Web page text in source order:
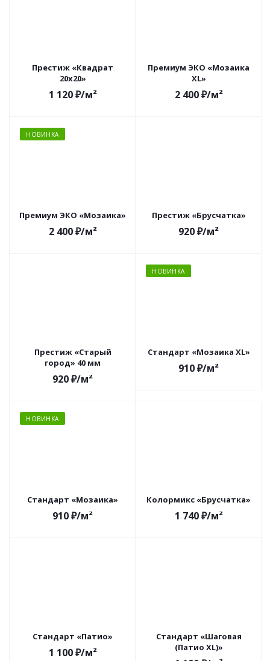
Престиж «Квадрат
20х20»
1 120₽/м²
Премиум ЭКО «Мозаика
XL»
2 400₽/м²
НОВИНКА
Премиум ЭКО «Мозаика»
2 400₽/м²
Престиж «Брусчатка»
920₽/м²
Престиж «Старый
город» 40 мм
920₽/м²
НОВИНКА
Стандарт «Мозаика XL»
910₽/м²
НОВИНКА
Стандарт «Мозаика»
910₽/м²
Колормикс «Брусчатка»
1 740₽/м²
Стандарт «Патио»
1 100₽/м²
Стандарт «Шаговая
(Патио XL)»